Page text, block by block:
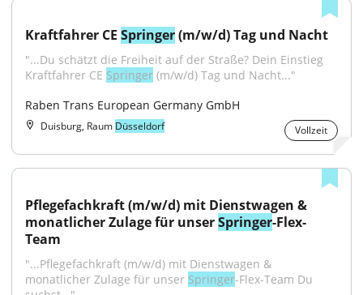
Kraftfahrer CE Springer (m/w/d) Tag und Nacht
"...Du schätzt die Freiheit auf der Straße? Dein Einstieg
Kraftfahrer CE Springer (m/w/d) Tag und Nacht..."
Raben Trans European Germany GmbH
Duisburg, Raum Düsseldorf Vollzeit
Pflegefachkraft (m/w/d) mit Dienstwagen &
monatlicher Zulage für unser Springer-Flex-
Team
"...Pflegefachkraft (m/w/d) mit Dienstwagen &
monatlicher Zulage für unser Springer-Flex-Team Du